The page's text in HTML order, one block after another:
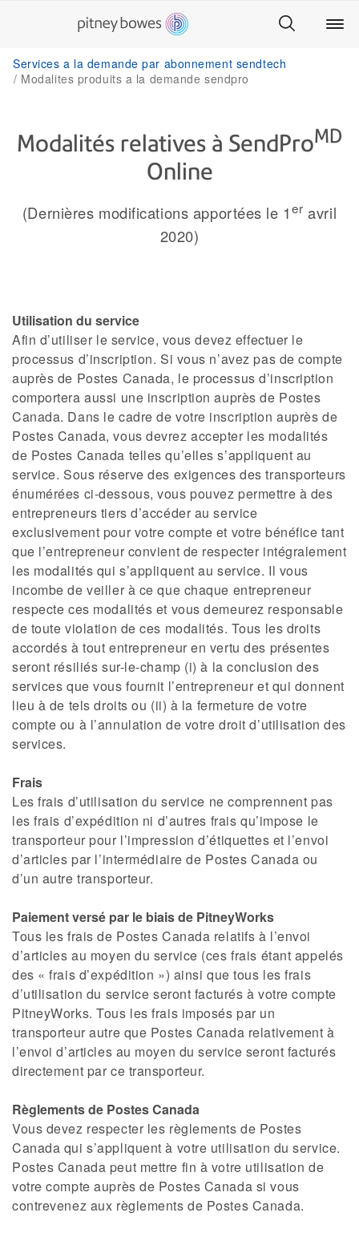
Services a la demande par abonnement sendtech
Modalites produits a la demande sendpro
Modalités relatives à SendProMD
Online
(Dernières modifications apportées le 1er avril
2020)
Utilisation du service
Afin d’utiliser le service, vous devez effectuer le
processus d’inscription. Si vous n’avez pas de compte
auprès de Postes Canada, le processus d’inscription
comportera aussi une inscription auprès de Postes
Canada. Dans le cadre de votre inscription auprès de
Postes Canada, vous devrez accepter les modalités
de Postes Canada telles qu’elles s’appliquent au
service. Sous réserve des exigences des transporteurs
énumérées ci-dessous, vous pouvez permettre à des
entrepreneurs tiers d’accéder au service
exclusivement pour votre compte et votre bénéfice tant
que l’entrepreneur convient de respecter intégralement
les modalités qui s’appliquent au service. Il vous
incombe de veiller à ce que chaque entrepreneur
respecte ces modalités et vous demeurez responsable
de toute violation de ces modalités. Tous les droits
accordés à tout entrepreneur en vertu des présentes
seront résiliés sur-le-champ (i) à la conclusion des
services que vous fournit l’entrepreneur et qui donnent
lieu à de tels droits ou (ii) à la fermeture de votre
compte ou à l’annulation de votre droit d’utilisation des
services.
Frais
Les frais d’utilisation du service ne comprennent pas
les frais d’expédition ni d’autres frais qu’impose le
transporteur pour l’impression d’étiquettes et l’envoi
d’articles par l’intermédiaire de Postes Canada ou
d’un autre transporteur.
Paiement versé par le biais de PitneyWorks
Tous les frais de Postes Canada relatifs à l’envoi
d’articles au moyen du service (ces frais étant appelés
des « frais d’expédition ») ainsi que tous les frais
d’utilisation du service seront facturés à votre compte
PitneyWorks. Tous les frais imposés par un
transporteur autre que Postes Canada relativement à
l’envoi d’articles au moyen du service seront facturés
directement par ce transporteur.
Règlements de Postes Canada
Vous devez respecter les règlements de Postes
Canada qui s’appliquent à votre utilisation du service.
Postes Canada peut mettre fin à votre utilisation de
votre compte auprès de Postes Canada si vous
contrevenez aux règlements de Postes Canada.